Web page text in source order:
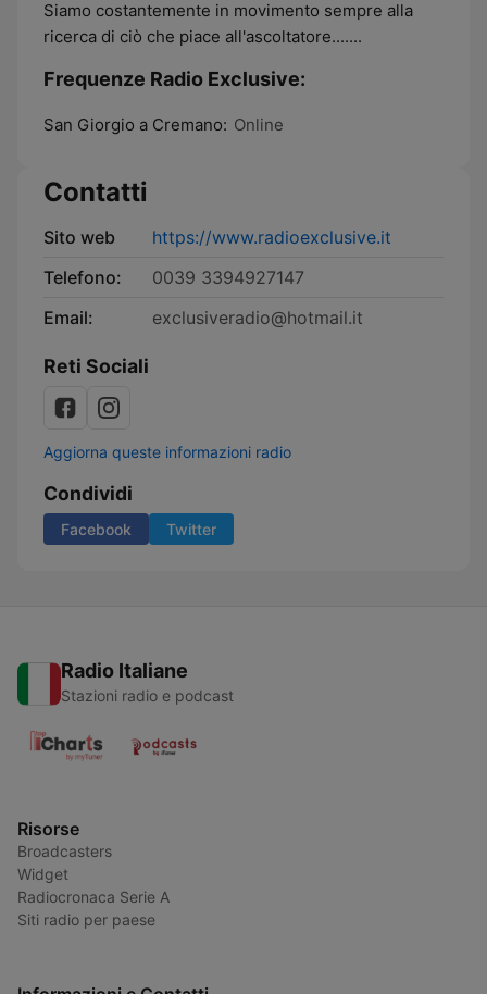
Siamo costantemente in movimento sempre alla
ricerca di ciò che piace all'ascoltatore.......
Frequenze Radio Exclusive:
San Giorgio a Cremano: Online
Contatti
Sito web
https://www.radioexclusive.it
Telefono:
0039 3394927147
Email:
exclusiveradio@hotmail.it
Reti Sociali
Aggiorna queste informazioni radio
Condividi
Facebook Twitter
Radio Italiane
Stazioni radio e podcast
Risorse
Broadcasters
Widget
Radiocronaca Serie A
Siti radio per paese